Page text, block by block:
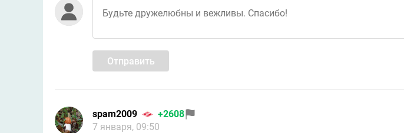
Отправить
spam2009
+2608
7 января, 09:50